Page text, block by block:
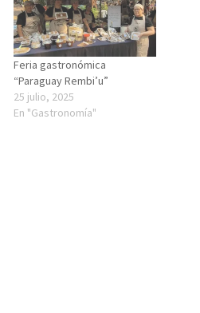
Feria gastronómica
“Paraguay Rembi’u”
25 julio, 2025
En "Gastronomía"